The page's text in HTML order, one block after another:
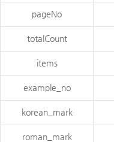
pageNo
totalCount
items
example_no
korean_mark
roman_mark